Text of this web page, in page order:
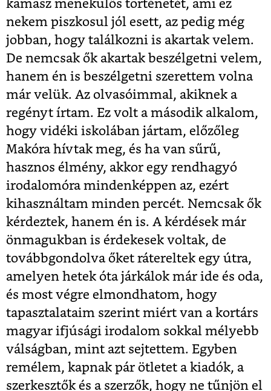
kamasz menekülős történetét, ami ez
nekem piszkosul jól esett, az pedig még
jobban, hogy találkozni is akartak velem.
De nemcsak ők akartak beszélgetni velem,
hanem én is beszélgetni szerettem volna
már velük. Az olvasóimmal, akiknek a
regényt írtam. Ez volt a második alkalom,
hogy vidéki iskolában jártam, előzőleg
Makóra hívtak meg, és ha van sűrű,
hasznos élmény, akkor egy rendhagyó
irodalomóra mindenképpen az, ezért
kihasználtam minden percét. Nemcsak ők
kérdeztek, hanem én is. A kérdések már
önmagukban is érdekesek voltak, de
továbbgondolva őket rátereltek egy útra,
amelyen hetek óta járkálok már ide és oda,
és most végre elmondhatom, hogy
tapasztalataim szerint miért van a kortárs
magyar ifjúsági irodalom sokkal mélyebb
válságban, mint azt sejtettem. Egyben
remélem, kapnak pár ötletet a kiadók, a
szerkesztők és a szerzők, hogy ne tűnjön el